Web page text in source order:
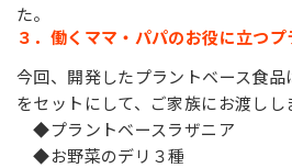
た。
３．働くママ・パパのお役に立つ
今回、開発したプラントベース食品
をセットにして、ご家族にお渡しし
◆プラントベースラザニア
◆お野菜のデリ３種